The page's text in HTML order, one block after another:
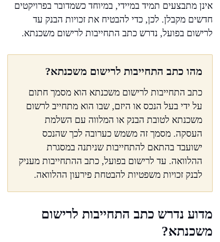
אינן מתבצעים תמיד במיידי, במיוחד כשמדובר בפרויקטים
חדשים מקבלן. לכן, כדי להבטיח את זכויות הבנק עד
לרישום בפועל, נדרש כתב התחייבות לרישום משכנתא.
מהו כתב התחייבות לרישום משכנתא?
כתב התחייבות לרישום משכנתא הוא מסמך חתום
על ידי בעל הנכס או היזם, שבו הוא מתחייב לרשום
משכנתא לטובת הבנק או המלווה עם השלמת
העסקה. מסמך זה משמש כערובה לכך שהנכס
ישועבד בהתאם להתחייבות שניתנה במסגרת
ההלוואה. עד לרישום בפועל, כתב ההתחייבות מעניק
לבנק זכויות משפטיות להבטחת פירעון ההלוואה.
מדוע נדרש כתב התחייבות לרישום
משכנתא?